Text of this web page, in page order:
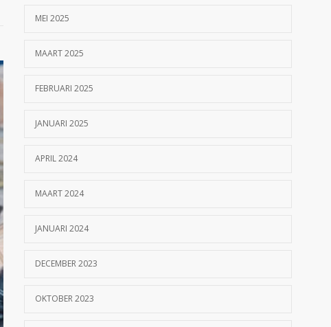
MEI 2025
MAART 2025
FEBRUARI 2025
JANUARI 2025
APRIL 2024
MAART 2024
JANUARI 2024
DECEMBER 2023
OKTOBER 2023